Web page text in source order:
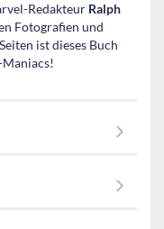
Redakteur Ralph
Fotografien und
ist dieses Buch